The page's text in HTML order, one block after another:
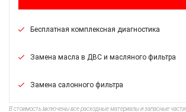
Бесплатная комплексная диагностика
Замена масла в ДВС и масляного фильтра
Замена салонного фильтра
В стоимость включены все расходные материалы и запасные части.